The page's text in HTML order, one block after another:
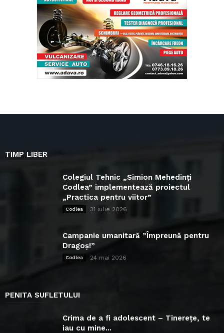
TIMP LIBER
Colegiul Tehnic „Simion Mehedinți
Codlea” implementează proiectul
„Practica pentru viitor”
Codlea 31 iulie 2026
Campanie umanitară ”Împreună pentru
Dragoș!”
Codlea 24 mai 2026
PENITA SUFLETULUI
Crima de a fi adolescent – Tinerețe, te
iau cu mine...